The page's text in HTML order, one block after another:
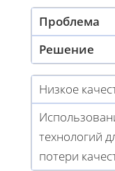
Проблема
Решение
Низкое
технологий
потери